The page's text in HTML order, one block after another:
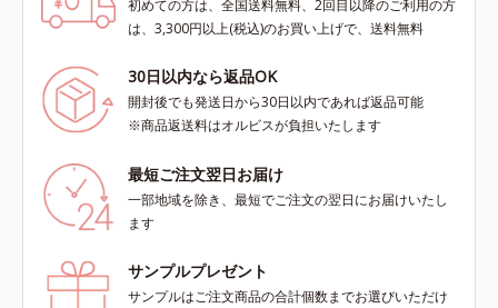
初めての方は、全国送料無料、2回目以降のご利用の方
は、3,300円以上(税込)のお買い上げで、送料無料
30日以内なら返品OK
開封後でも発送日から30日以内であれば返品可能
※商品返送料はオルビスが負担いたします
最短ご注文翌日お届け
一部地域を除き、最短でご注文の翌日にお届けいたし
ます
サンプルプレゼント
サンプルはご注文商品の合計個数までお選びいただけ